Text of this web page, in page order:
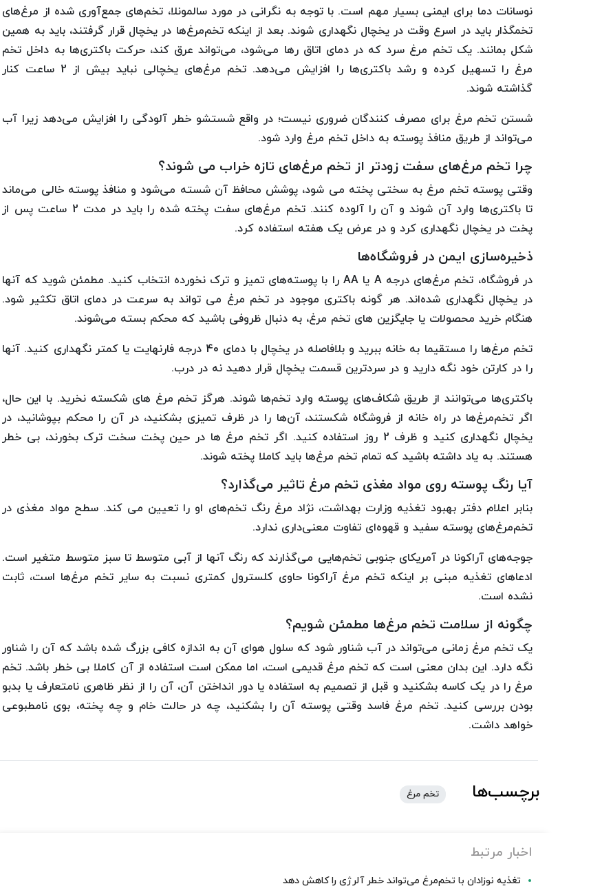
نوسانات دما برای ایمنی بسیار مهم است. با توجه به نگرانی در مورد سالمونلا، تخم‌های جمع‌آوری شده از مرغ‌های
تخمگذار باید در اسرع وقت در یخچال نگهداری شوند. بعد از اینکه تخم‌مرغ‌ها در یخچال قرار گرفتند، باید به همین
شکل بمانند. یک تخم مرغ سرد که در دمای اتاق رها می‌شود، می‌تواند عرق کند، حرکت باکتری‌ها به داخل تخم
مرغ را تسهیل کرده و رشد باکتری‌ها را افزایش می‌دهد. تخم مرغ‌های یخچالی نباید بیش از 2 ساعت کنار
گذاشته شوند.
شستن تخم مرغ برای مصرف کنندگان ضروری نیست؛ در واقع شستشو خطر آلودگی را افزایش می‌دهد زیرا آب
می‌تواند از طریق منافذ پوسته به داخل تخم مرغ وارد شود.
چرا تخم مرغ‌های سفت زودتر از تخم مرغ‌های تازه خراب می شوند؟
وقتی پوسته تخم مرغ به سختی پخته می شود، پوشش محافظ آن شسته می‌شود و منافذ پوسته خالی می‌ماند
تا باکتری‌ها وارد آن شوند و آن را آلوده کنند. تخم مرغ‌های سفت پخته شده را باید در مدت 2 ساعت پس از
پخت در یخچال نگهداری کرد و در عرض یک هفته استفاده کرد.
ذخیره‌سازی ایمن در فروشگاه‌ها
در فروشگاه، تخم مرغ‌های درجه A یا AA را با پوسته‌های تمیز و ترک نخورده انتخاب کنید. مطمئن شوید که آنها
در یخچال نگهداری شده‌اند. هر گونه باکتری موجود در تخم مرغ می تواند به سرعت در دمای اتاق تکثیر شود.
هنگام خرید محصولات یا جایگزین های تخم مرغ، به دنبال ظروفی باشید که محکم بسته می‌شوند.
تخم مرغ‌ها را مستقیما به خانه ببرید و بلافاصله در یخچال با دمای 40 درجه فارنهایت یا کمتر نگهداری کنید. آنها
را در کارتن خود نگه دارید و در سردترین قسمت یخچال قرار دهید نه در درب.
باکتری‌ها می‌توانند از طریق شکاف‌های پوسته وارد تخم‌ها شوند. هرگز تخم مرغ های شکسته نخرید. با این حال،
اگر تخم‌مرغ‌ها در راه خانه از فروشگاه شکستند، آن‌ها را در ظرف تمیزی بشکنید، در آن را محکم بپوشانید، در
یخچال نگهداری کنید و ظرف 2 روز استفاده کنید. اگر تخم مرغ ها در حین پخت سخت ترک بخورند، بی خطر
هستند. به یاد داشته باشید که تمام تخم مرغ‌ها باید کاملا پخته شوند.
آیا رنگ پوسته روی مواد مغذی تخم مرغ تاثیر می‌گذارد؟
بنابر اعلام دفتر بهبود تغذیه وزارت بهداشت، نژاد مرغ رنگ تخم‌های او را تعیین می کند. سطح مواد مغذی در
تخم‌مرغ‌های پوسته سفید و قهوه‌ای تفاوت معنی‌داری ندارد.
جوجه‌های آراکونا در آمریکای جنوبی تخم‌هایی می‌گذارند که رنگ آنها از آبی متوسط تا سبز متوسط متغیر است.
ادعاهای تغذیه مبنی بر اینکه تخم مرغ آراکونا حاوی کلسترول کمتری نسبت به سایر تخم مرغ‌ها است، ثابت
نشده است.
چگونه از سلامت تخم مرغ‌ها مطمئن شویم؟
یک تخم مرغ زمانی می‌تواند در آب شناور شود که سلول هوای آن به اندازه کافی بزرگ شده باشد که آن را شناور
نگه دارد. این بدان معنی است که تخم مرغ قدیمی است، اما ممکن است استفاده از آن کاملا بی خطر باشد. تخم
مرغ را در یک کاسه بشکنید و قبل از تصمیم به استفاده یا دور انداختن آن، آن را از نظر ظاهری نامتعارف یا بدبو
بودن بررسی کنید. تخم مرغ فاسد وقتی پوسته آن را بشکنید، چه در حالت خام و چه پخته، بوی نامطبوعی
خواهد داشت.
برچسب‌ها تخم مرغ
اخبار مرتبط
تغذیه نوزادان با تخم‌مرغ می‌تواند خطر آلرژی را کاهش دهد